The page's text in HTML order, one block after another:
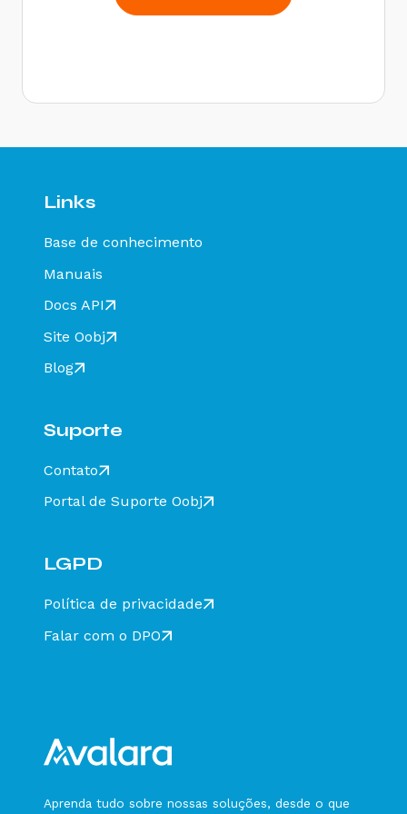
Links
Base de conhecimento
Manuais
Docs API
Site Oobj
Blog
Suporte
Contato
Portal de Suporte Oobj
LGPD
Política de privacidade
Falar com o DPO
Aprenda tudo sobre nossas soluções, desde o que